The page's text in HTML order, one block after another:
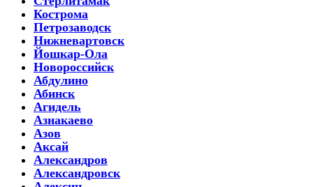
Кострома
Петрозаводск
Нижневартовск
Йошкар-Ола
Новороссийск
Абдулино
Абинск
Агидель
Азнакаево
Азов
Аксай
Александров
Александровск